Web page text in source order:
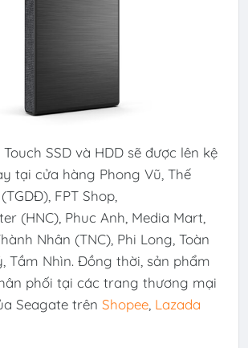
SSD và HDD sẽ được lên kệ
tại cửa hàng Phong Vũ, Thế
FPT Shop,
(HNC), Phuc Anh, Media Mart,
Nhân (TNC), Phi Long, Toàn
Tầm Nhìn. Đồng thời, sản phẩm
phối tại các trang thương mại
Seagate trên Shopee, Lazada